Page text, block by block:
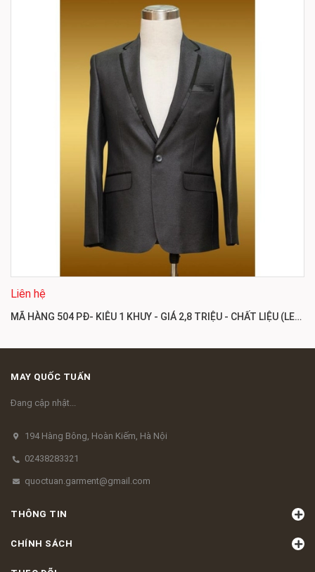
Liên hệ
MÃ HÀNG 504 PĐ- KIÊU 1 KHUY - GIÁ 2,8 TRIỆU - CHẤT LIỆU (LEN)
MAY QUỐC TUẤN
Đang cập nhật...
194 Hàng Bông, Hoàn Kiếm, Hà Nội
02438283321
quoctuan.garment@gmail.com
THÔNG TIN
CHÍNH SÁCH